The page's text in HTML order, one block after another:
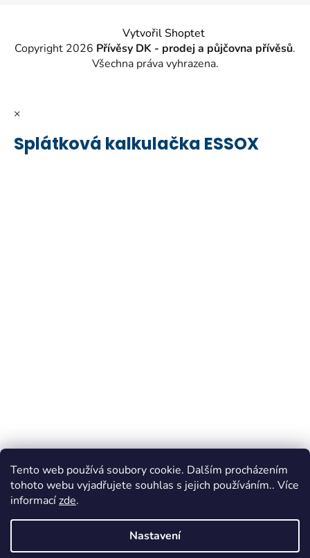
Tento web používá soubory cookie. Dalším procházením
tohoto webu vyjadřujete souhlas s jejich používáním.. Více
informacízde.
Nastavení
Vytvořil Shoptet
Copyright 2026 Přívěsy DK - prodej a půjčovna přívěsů.
Všechna práva vyhrazena.
×
Splátková kalkulačka ESSOX